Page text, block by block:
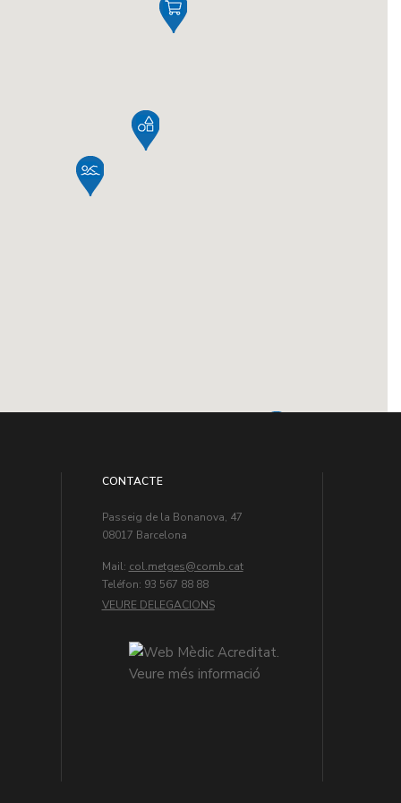
CONTACTE
Passeig de la Bonanova, 47
08017 Barcelona
Mail: col.metges
Teléfon: 93 567 88 88
VEURE DELEGACIONS